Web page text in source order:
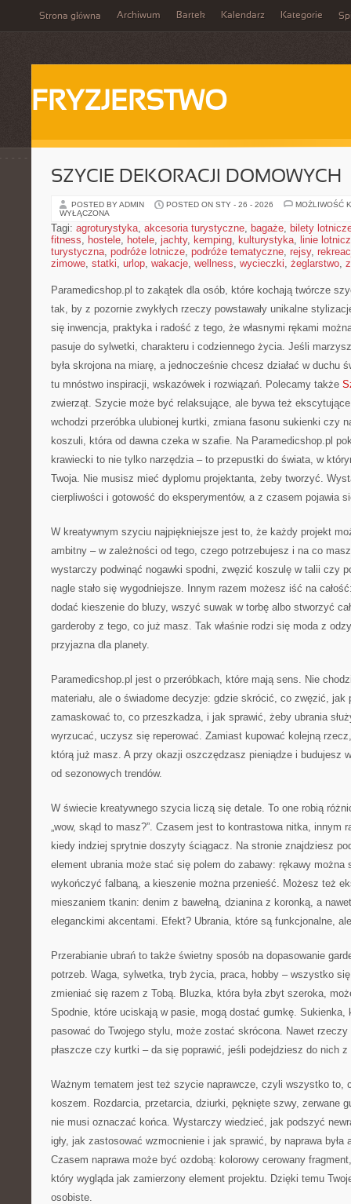
Strona główna Archiwum Bartek Kalendarz Kategorie
FRYZJERSTWO
SZYCIE DEKORACJI DOMOWYCH
POSTED BY ADMIN POSTED ON STY - 26 - 2026
MOŻLIWOŚĆ
WYŁĄCZONA
Tagi: agroturystyka, akcesoria turystyczne, bagaże, bilety
fitness, hostele, hotele, jachty, kemping, kulturystyka, linie
turystyczna, podróże lotnicze, podróże tematyczne, rejsy,
zimowe, statki, urlop, wakacje, wellness, wycieczki, żeglarstwo,
Paramedicshop.pl to zakątek dla osób, które kochają twórcze
tak, by z pozornie zwykłych rzeczy powstawały unikalne
się inwencja, praktyka i radość z tego, że własnymi rękami
pasuje do sylwetki, charakteru i codziennego życia. Jeśli
była skrojona na miarę, a jednocześnie chcesz działać w duchu
tu mnóstwo inspiracji, wskazówek i rozwiązań. Polecamy także
zwierząt. Szycie może być relaksujące, ale bywa też
wchodzi przeróbka ulubionej kurtki, zmiana fasonu sukienki czy
koszuli, która od dawna czeka w szafie. Na Paramedicshop.pl
krawiecki to nie tylko narzędzia – to przepustki do świata, w
Twoja. Nie musisz mieć dyplomu projektanta, żeby tworzyć.
cierpliwości i gotowość do eksperymentów, a z czasem pojawia
W kreatywnym szyciu najpiękniejsze jest to, że każdy projekt
ambitny – w zależności od tego, czego potrzebujesz i na co
wystarczy podwinąć nogawki spodni, zwęzić koszulę w talii czy
nagle stało się wygodniejsze. Innym razem możesz iść na
dodać kieszenie do bluzy, wszyć suwak w torbę albo stworzyć
garderoby z tego, co już masz. Tak właśnie rodzi się moda z
przyjazna dla planety.
Paramedicshop.pl jest o przeróbkach, które mają sens. Nie
materiału, ale o świadome decyzje: gdzie skrócić, co zwęzić,
zamaskować to, co przeszkadza, i jak sprawić, żeby ubrania
wyrzucać, uczysz się reperować. Zamiast kupować kolejną
którą już masz. A przy okazji oszczędzasz pieniądze i budujesz
od sezonowych trendów.
W świecie kreatywnego szycia liczą się detale. To one robią
„wow, skąd to masz?”. Czasem jest to kontrastowa nitka, innym
kiedy indziej sprytnie doszyty ściągacz. Na stronie znajdziesz
element ubrania może stać się polem do zabawy: rękawy można
wykończyć falbaną, a kieszenie można przenieść. Możesz też
mieszaniem tkanin: denim z bawełną, dzianina z koronką, a
eleganckimi akcentami. Efekt? Ubrania, które są funkcjonalne,
Przerabianie ubrań to także świetny sposób na dopasowanie
potrzeb. Waga, sylwetka, tryb życia, praca, hobby – wszystko
zmieniać się razem z Tobą. Bluzka, która była zbyt szeroka,
Spodnie, które uciskają w pasie, mogą dostać gumkę. Sukienka,
pasować do Twojego stylu, może zostać skrócona. Nawet rzeczy
płaszcze czy kurtki – da się poprawić, jeśli podejdziesz do nich z
Ważnym tematem jest też szycie naprawcze, czyli wszystko to,
koszem. Rozdarcia, przetarcia, dziurki, pęknięte szwy, zerwane
nie musi oznaczać końca. Wystarczy wiedzieć, jak podszyć
igły, jak zastosować wzmocnienie i jak sprawić, by naprawa była
Czasem naprawa może być ozdobą: kolorowy cerowany
który wygląda jak zamierzony element projektu. Dzięki temu
osobiste.